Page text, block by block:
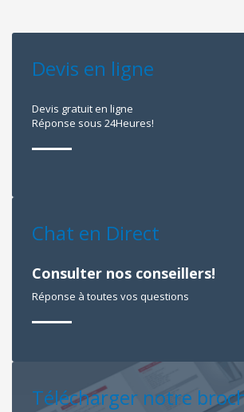
Devis en ligne
Devis gratuit en ligne
Réponse sous 24Heures!
Chat en Direct
Consulter nos conseillers!
Réponse à toutes vos questions
Télécharger notre